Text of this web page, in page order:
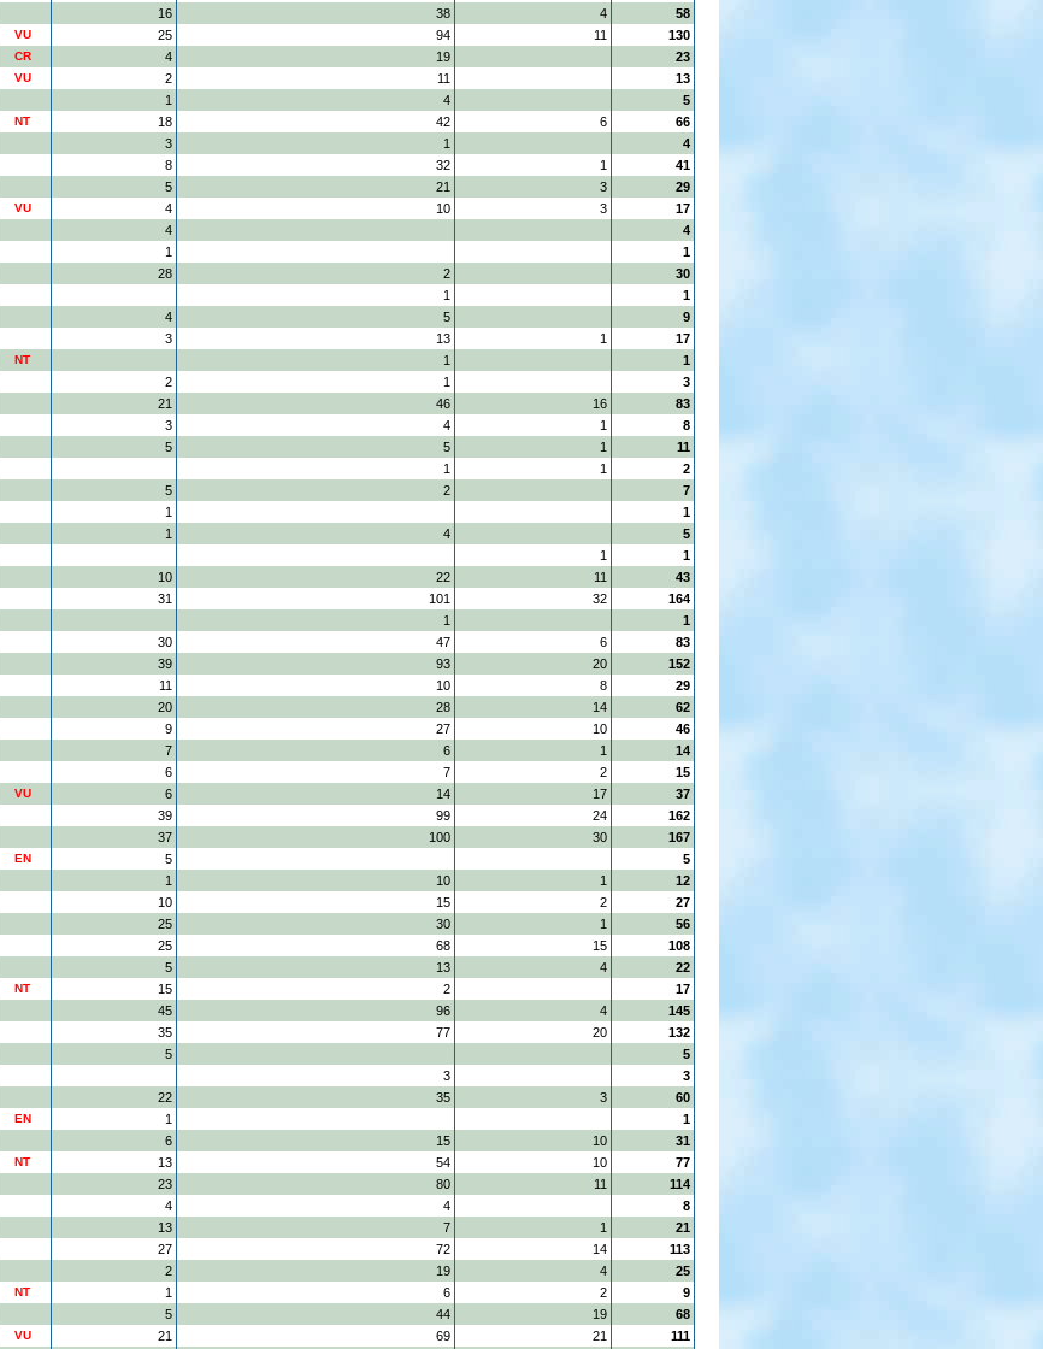
16 38 4
58
VU 25 94 11
130
CR 4 19
23
VU 2 11
13
1 4
5
NT 18 42 6
66
3 1
4
8 32 1
41
5 21 3
29
VU 4 10 3
17
4
4
1
1
28 2
30
1
1
4 5
9
3 13 1
17
NT 1
1
2 1
3
21 46 16
83
3 4 1
8
5 5 1
11
1 1
2
5 2
7
1
1
1 4
5
1
1
10 22 11
43
31 101 32
164
1
1
30 47 6
83
39 93 20
152
11 10 8
29
20 28 14
62
9 27 10
46
7 6 1
14
6 7 2
15
VU 6 14 17
37
39 99 24
162
37 100 30
167
EN 5
5
1 10 1
12
10 15 2
27
25 30 1
56
25 68 15
108
5 13 4
22
NT 15 2
17
45 96 4
145
35 77 20
132
5
5
3
3
22 35 3
60
EN 1
1
6 15 10
31
NT 13 54 10
77
23 80 11
114
4 4
8
13 7 1
21
27 72 14
113
2 19 4
25
NT 1 6 2
9
5 44 19
68
VU 21 69 21 111